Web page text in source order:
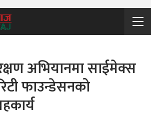
अभियानमा साईमेक्स
फाउन्डेसनको